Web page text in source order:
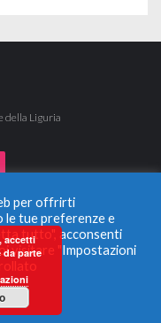
della Liguria
Vietata la duplicazione
La società ha
soggetti all’obbligo di
aiuti di Stato di cui
integralmente
per offrirti
le tue preferenze e
tutto", acconsenti
visitare "Impostazioni
accetti
parte